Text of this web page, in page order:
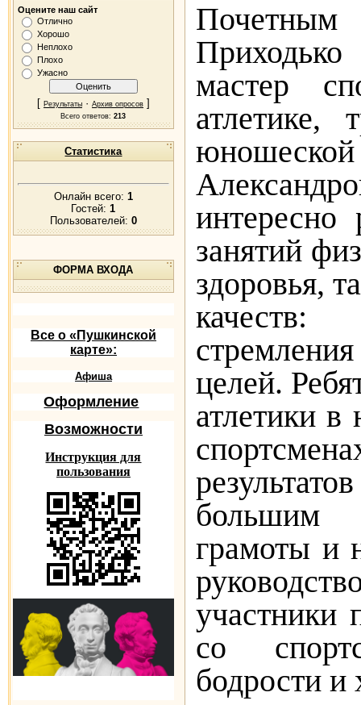
Оцените наш сайт
Отлично
Хорошо
Неплохо
Плохо
Ужасно
[ Результаты · Архив опросов ]
Всего ответов:213
Статистика
Онлайн всего: 1
Гостей:1
Пользователей: 0
ФОРМА ВХОДА
Все о «Пушкинской
карте»:
Афиша
Оформление
Возможности
Инструкция для
пользования
Почетным
мастер
атлетике,
юношеской
интересно
занятий
здоровья,
целей.
атлетики
большим
грамоты и
участники
со
бодрости